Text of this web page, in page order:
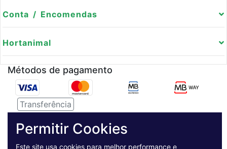
Conta / Encomendas
Hortanimal
Métodos de pagamento
Transferência
Permitir Cookies
Este site usa cookies para melhor performance e